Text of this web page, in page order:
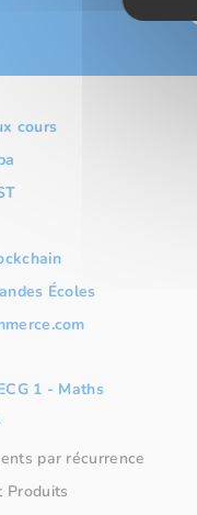
cours
Écoles
1 - Maths
par récurrence
Produits